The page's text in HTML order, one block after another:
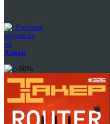
Годовая
подписка
на
Хакер
-50%